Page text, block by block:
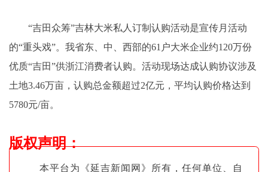
“吉田众筹”吉林大米私人订制认购活动是宣传月活动
的“重头戏”。我省东、中、西部的61户大米企业约120万份
优质“吉田”供浙江消费者认购。活动现场达成认购协议涉及
土地3.46万亩，认购总金额超过2亿元，平均认购价格达到
5780元/亩。
版权声明：
本平台为《延吉新闻网》所有，任何单位、自